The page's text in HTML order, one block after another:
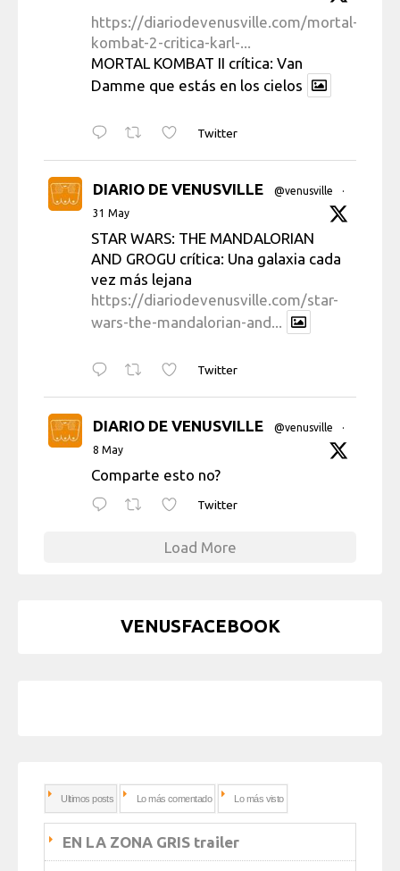
https://diariodevenusville.com/mortal-
kombat-2-critica-karl-...
MORTAL KOMBAT II crítica: Van
Damme que estás en los cielos
Twitter
DIARIO DE VENUSVILLE @venusville
·
31 May
STAR WARS: THE MANDALORIAN
AND GROGU crítica: Una galaxia cada
vez más lejana
https://diariodevenusville.com/star-
wars-the-mandalorian-and...
Twitter
DIARIO DE VENUSVILLE @venusville
·
8 May
Comparte esto no?
Twitter
Load More
VENUSFACEBOOK
Ultimos posts Lo más comentado Lo más visto
EN LA ZONA GRIS trailer